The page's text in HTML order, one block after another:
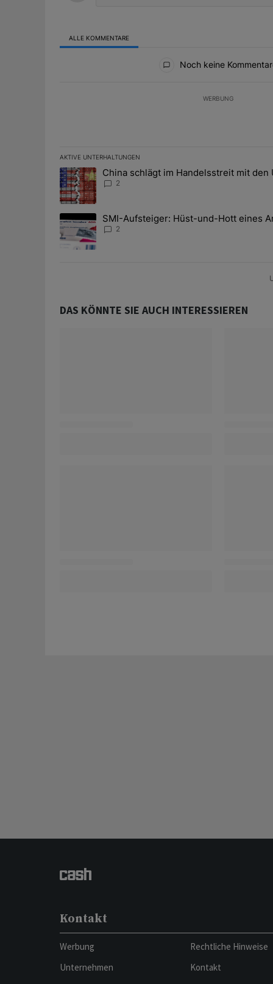
ALLE KOMMENTARE
Noch keine
WERBUNG
AKTIVE UNTERHALTUNGEN
Das Folgende ist eine Liste der am meisten
Ein Trendartikel mit dem Titel "China schlägt im
China schlägt im Handelsstreit mit den
2
Ein Trendartikel mit dem Titel "SMI-Aufsteiger: Hüst-
SMI-Aufsteiger: Hüst-und-Hott eines
2
DAS KÖNNTE SIE AUCH INTERESSIEREN
Kontakt
Werbung
Unternehmen
Rechtliche Hinweise
Kontakt